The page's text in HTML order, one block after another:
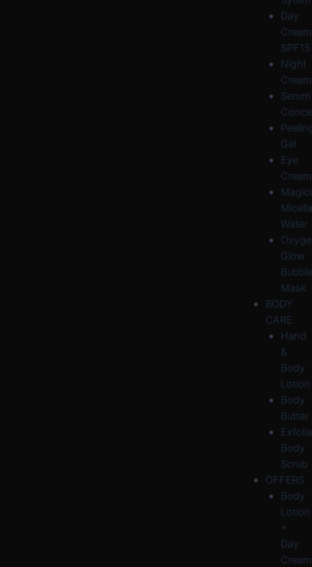
Day
Cream
SPF15
Night
Cream
Serum
Gel
Eye
Cream
Water
Glow
Bubble
Mask
BODY
CARE
Hand
&
Body
Lotion
Body
Butter
Body
Scrub
OFFERS
Body
Lotion
+
Day
Cream